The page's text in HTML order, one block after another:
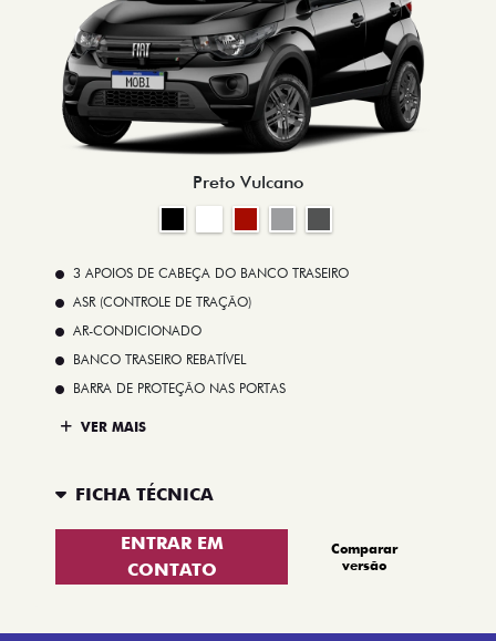
Preto Vulcano
3 APOIOS DE CABEÇA DO BANCO TRASEIRO
ASR (CONTROLE DE TRAÇÃO)
AR-CONDICIONADO
BANCO TRASEIRO REBATÍVEL
BARRA DE PROTEÇÃO NAS PORTAS
VER MAIS
FICHA TÉCNICA
ENTRAR EM
CONTATO
Comparar
versão